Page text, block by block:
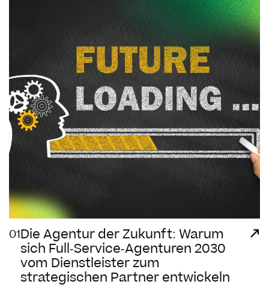
01Die Agentur der Zukunft: Warum
sich Full-Service-Agenturen 2030
vom Dienstleister zum
strategischen Partner entwickeln